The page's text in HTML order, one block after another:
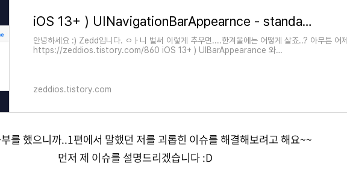
iOS 13+ ) UINavigationBarAppearnce - standard / compact / scrollEdge Appearance
안녕하세요 :) Zedd입니다. ㅇㅏ니 벌써 이렇게 추우면....한겨울에는 어떻게 살죠..? 아무튼 어제
https://zeddios.tistory.com/860 iOS 13+ ) UIBarAppearance 와
zeddios.tistory.com
를 했으니까..1편에서 말했던 저를 괴롭힌 이슈를 해결해보려고 해요~~
먼저 제 이슈를 설명드리겠습니다 :D